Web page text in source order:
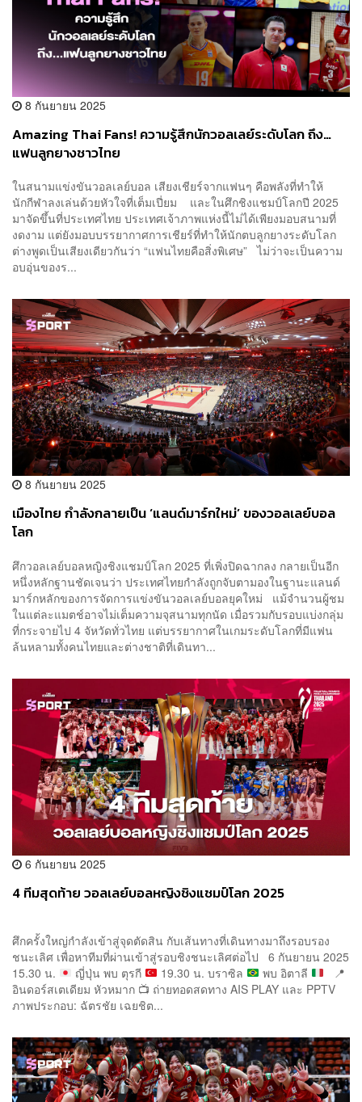
8 กันยายน 2025
Amazing Thai Fans! ความรู้สึกนักวอลเลย์ระดับโลก ถึง…
แฟนลูกยางชาวไทย
ในสนามแข่งขันวอลเลย์บอล เสียงเชียร์จากแฟนๆ คือพลังที่ทำให้
นักกีฬาลงเล่นด้วยหัวใจที่เต็มเปี่ยม และในศึกชิงแชมป์โลกปี 2025
มาจัดขึ้นที่ประเทศไทย ประเทศเจ้าภาพแห่งนี้ไม่ได้เพียงมอบสนามที่
งดงาม แต่ยังมอบบรรยากาศการเชียร์ที่ทำให้นักตบลูกยางระดับโลก
ต่างพูดเป็นเสียงเดียวกันว่า “แฟนไทยคือสิ่งพิเศษ” ไม่ว่าจะเป็นความ
อบอุ่นของร...
8 กันยายน 2025
เมืองไทย กำลังกลายเป็น ‘แลนด์มาร์กใหม่’ ของวอลเลย์บอล
โลก
ศึกวอลเลย์บอลหญิงชิงแชมป์โลก 2025 ที่เพิ่งปิดฉากลง กลายเป็นอีก
หนึ่งหลักฐานชัดเจนว่า ประเทศไทยกำลังถูกจับตามองในฐานะแลนด์
มาร์กหลักของการจัดการแข่งขันวอลเลย์บอลยุคใหม่ แม้จำนวนผู้ชม
ในแต่ละแมตช์อาจไม่เต็มความจุสนามทุกนัด เมื่อรวมกับรอบแบ่งกลุ่ม
ที่กระจายไป 4 จัหวัดทั่วไทย แต่บรรยากาศในเกมระดับโลกที่มีแฟน
ล้นหลามทั้งคนไทยและต่างชาติที่เดินทา...
6 กันยายน 2025
4 ทีมสุดท้าย วอลเลย์บอลหญิงชิงแชมป์โลก 2025
ศึกครั้งใหญ่กำลังเข้าสู่จุดตัดสิน กับเส้นทางที่เดินทางมาถึงรอบรอง
ชนะเลิศ เพื่อหาทีมที่ผ่านเข้าสู่รอบชิงชนะเลิศต่อไป 6 กันยายน 2025
15.30 น.
ญี่ปุ่น พบ ตุรกี 19.30 น. บราซิล พบ อิตาลี
📍
อินดอร์สเตเดียม หัวหมาก 📺 ถ่ายทอดสดทาง AIS PLAY และ PPTV
ภาพประกอบ: ฉัตรชัย เฉยชิต...